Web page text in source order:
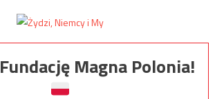
Magna Polonia!